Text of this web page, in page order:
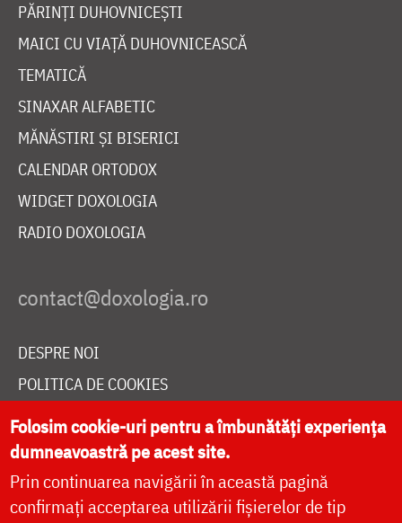
PĂRINȚI DUHOVNICEȘTI
MAICI CU VIAȚĂ DUHOVNICEASCĂ
TEMATICĂ
SINAXAR ALFABETIC
MĂNĂSTIRI ȘI BISERICI
CALENDAR ORTODOX
WIDGET DOXOLOGIA
RADIO DOXOLOGIA
DESPRE NOI
POLITICA DE COOKIES
DONEAZĂ ONLINE PENTRU CATEDRALA NAȚIONALĂ
LIVE
Folosim cookie-uri pentru a îmbunătăți experiența
dumneavoastră pe acest site.
Prin continuarea navigării în această pagină
confirmați acceptarea utilizării fișierelor de tip